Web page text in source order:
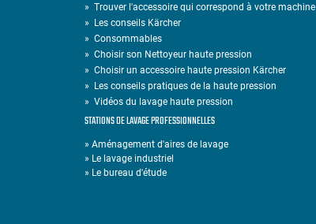
» Trouver l'accessoire qui correspond à votre machine
» Les conseils Kärcher
» Consommables
» Choisir son Nettoyeur haute pression
» Choisir un accessoire haute pression Kärcher
» Les conseils pratiques de la haute pression
» Vidéos du lavage haute pression
STATIONS DE LAVAGE PROFESSIONNELLES
» Aménagement d'aires de lavage
» Le lavage industriel
» Le bureau d'étude